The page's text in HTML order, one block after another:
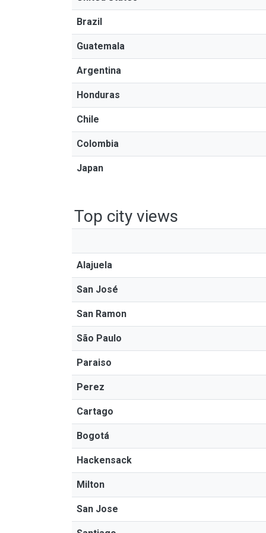
Brazil
Guatemala
Argentina
Honduras
Chile
Colombia
Japan
Top city views
Alajuela
San José
San Ramon
São Paulo
Paraiso
Perez
Cartago
Bogotá
Hackensack
Milton
San Jose